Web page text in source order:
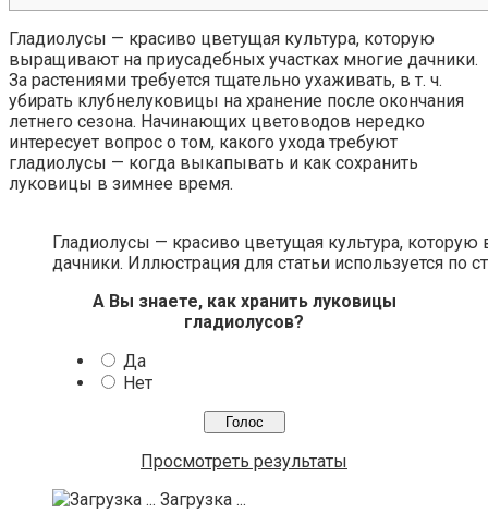
Гладиолусы — красиво цветущая культура, которую
выращивают на приусадебных участках многие дачники.
За растениями требуется тщательно ухаживать, в т. ч.
убирать клубнелуковицы на хранение после окончания
летнего сезона. Начинающих цветоводов нередко
интересует вопрос о том, какого ухода требуют
гладиолусы — когда выкапывать и как сохранить
луковицы в зимнее время.
Гладиолусы — красиво цветущая культура,
дачники. Иллюстрация для статьи используется по
А Вы знаете, как хранить луковицы
гладиолусов?
Да
Нет
Просмотреть результаты
Загрузка ...